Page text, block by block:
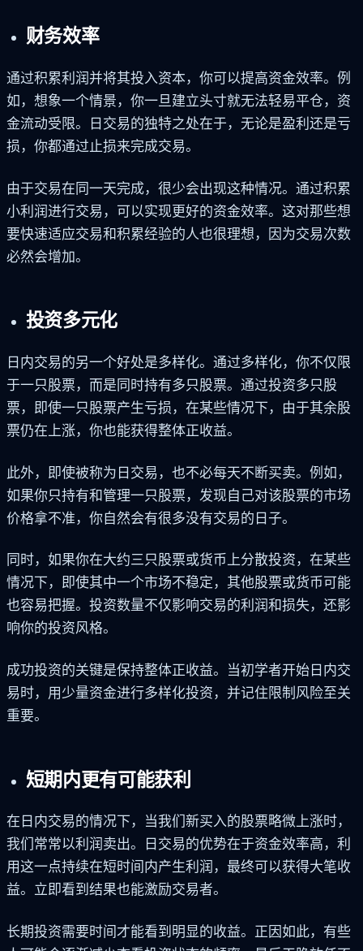
财务效率
通过积累利润并将其投入资本，你可以提高资金效率。例
如，想象一个情景，你一旦建立头寸就无法轻易平仓，资
金流动受限。日交易的独特之处在于，无论是盈利还是亏
损，你都通过止损来完成交易。
由于交易在同一天完成，很少会出现这种情况。通过积累
小利润进行交易，可以实现更好的资金效率。这对那些想
要快速适应交易和积累经验的人也很理想，因为交易次数
必然会增加。
投资多元化
日内交易的另一个好处是多样化。通过多样化，你不仅限
于一只股票，而是同时持有多只股票。通过投资多只股
票，即使一只股票产生亏损，在某些情况下，由于其余股
票仍在上涨，你也能获得整体正收益。
此外，即使被称为日交易，也不必每天不断买卖。例如，
如果你只持有和管理一只股票，发现自己对该股票的市场
价格拿不准，你自然会有很多没有交易的日子。
同时，如果你在大约三只股票或货币上分散投资，在某些
情况下，即使其中一个市场不稳定，其他股票或货币可能
也容易把握。投资数量不仅影响交易的利润和损失，还影
响你的投资风格。
成功投资的关键是保持整体正收益。当初学者开始日内交
易时，用少量资金进行多样化投资，并记住限制风险至关
重要。
短期内更有可能获利
在日内交易的情况下，当我们新买入的股票略微上涨时，
我们常常以利润卖出。日交易的优势在于资金效率高，利
用这一点持续在短时间内产生利润，最终可以获得大笔收
益。立即看到结果也能激励交易者。
长期投资需要时间才能看到明显的收益。正因如此，有些